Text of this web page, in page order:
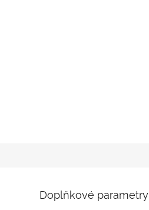
Doplňkové parametry